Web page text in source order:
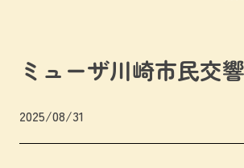
ミューザ川崎市民交
2025/08/31